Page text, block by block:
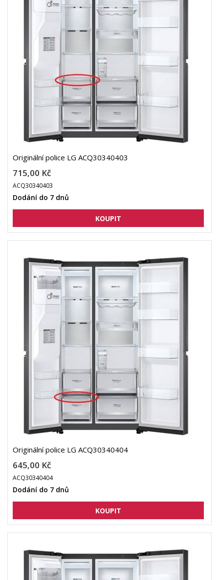
Originální police LG ACQ30340403
715,00 Kč
ACQ30340403
Dodání do 7 dnů
Originální police LG ACQ30340404
645,00 Kč
ACQ30340404
Dodání do 7 dnů